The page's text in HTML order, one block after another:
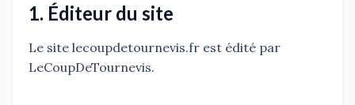
1. Éditeur du site
Le site lecoupdetournevis.fr est édité par
LeCoupDeTournevis.